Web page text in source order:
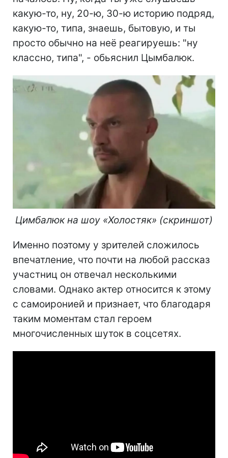
какую-то, ну, 20-ю, 30-ю историю подряд,
какую-то, типа, знаешь, бытовую, и ты
просто обычно на неё реагируешь: "ну
классно, типа", - обьяснил Цымбалюк.
Цимбалюк на шоу «Холостяк» (скриншот)
Именно поэтому у зрителей сложилось
впечатление, что почти на любой рассказ
участниц он отвечал несколькими
словами. Однако актер относится к этому
с самоиронией и признает, что благодаря
таким моментам стал героем
многочисленных шуток в соцсетях.